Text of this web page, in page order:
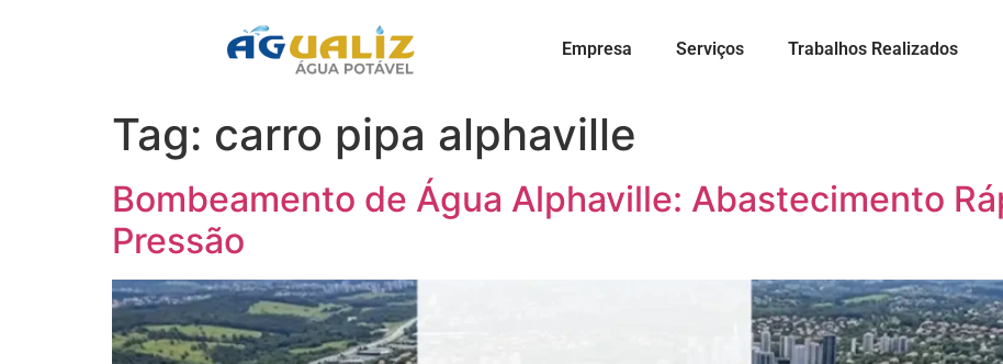
Empresa Serviços Trabalhos Realizados
Tag: carro pipa alphaville
Bombeamento de Água Alphaville: Abastecimento
Pressão